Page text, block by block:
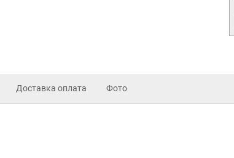
Доставка оплата Фото